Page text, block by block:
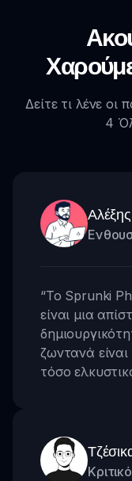
Δείτε τι λένε οι
4
“Το Sprunki
είναι μια
ζωντανά
τόσο